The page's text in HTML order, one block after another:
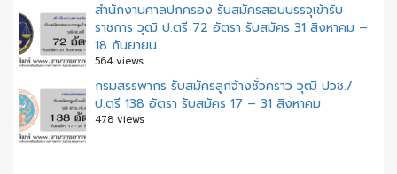
สํานักงานศาลปกครอง รับสมัครสอบบรรจุเข้ารับ
ราชการ วุฒิ ป.ตรี 72 อัตรา รับสมัคร 31 สิงหาคม –
18 กันยายน
564 views
กรมสรรพากร รับสมัครลูกจ้างชั่วคราว วุฒิ ปวช./
ป.ตรี 138 อัตรา รับสมัคร 17 – 31 สิงหาคม
478 views